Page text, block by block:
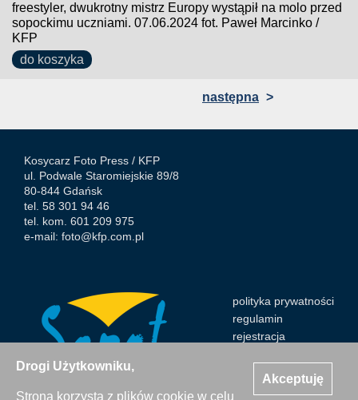
Akceptuję
Drogi Użytkowniku,
Strona korzysta z plików cookie w celu
freestyler, dwukrotny mistrz Europy wystąpił na molo przed
sopockimu uczniami. 07.06.2024 fot. Paweł Marcinko /
KFP
do koszyka
następna >
Kosycarz Foto Press / KFP
ul. Podwale Staromiejskie 89/8
80-844 Gdańsk
tel. 58 301 94 46
tel. kom. 601 209 975
e-mail: foto@kfp.com.pl
polityka prywatności
regulamin
rejestracja